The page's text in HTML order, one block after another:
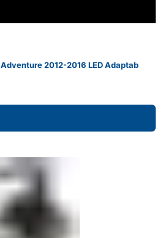
2012-2016 LED Adaptab